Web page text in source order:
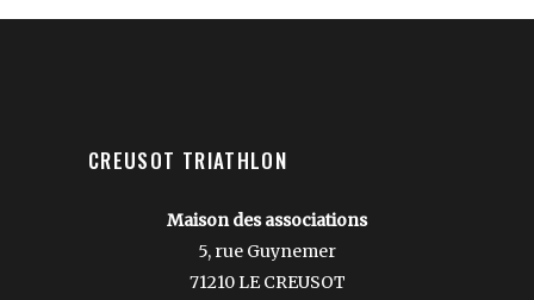
vide.
CREUSOT TRIATHLON
Maison des associations
5, rue Guynemer
71210 LE CREUSOT